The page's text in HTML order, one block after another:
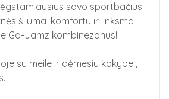
savo sportbačius
šiluma, komfortu ir linksma
Go-Jamz kombinezonus!
su meile ir dėmesiu kokybei,